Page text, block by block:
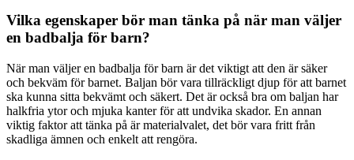
Vilka egenskaper bör man tänka på när man väljer
en badbalja för barn?
När man väljer en badbalja för barn är det viktigt att den är säker
och bekväm för barnet. Baljan bör vara tillräckligt djup för att barnet
ska kunna sitta bekvämt och säkert. Det är också bra om baljan har
halkfria ytor och mjuka kanter för att undvika skador. En annan
viktig faktor att tänka på är materialvalet, det bör vara fritt från
skadliga ämnen och enkelt att rengöra.